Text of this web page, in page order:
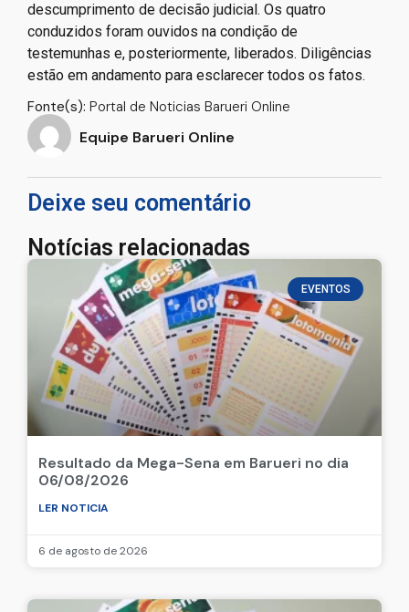
descumprimento de decisão judicial. Os quatro
conduzidos foram ouvidos na condição de
testemunhas e, posteriormente, liberados. Diligências
estão em andamento para esclarecer todos os fatos.
Fonte(s): Portal de Noticias Barueri Online
Equipe Barueri Online
Deixe seu comentário
Notícias relacionadas
EVENTOS
Resultado da Mega-Sena em Barueri no dia
06/08/2026
LER NOTICIA
6 de agosto de 2026